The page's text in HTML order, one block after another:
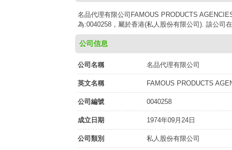
名品代理有限公司FAMOUS PRODUCTS
為:0040258，屬於香港(私人股份有限公司). 該公司
公司信息
公司名稱 名品代理有限公司
英文名稱 FAMOUS PRODUCTS
公司編號 0040258
成立日期 1974年09月24日
公司類別 私人股份有限公司